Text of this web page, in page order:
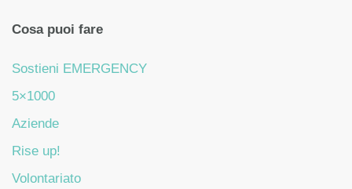
Cosa puoi fare
Sostieni EMERGENCY
5×1000
Aziende
Rise up!
Volontariato